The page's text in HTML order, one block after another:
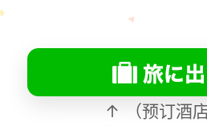
↑ （预订酒